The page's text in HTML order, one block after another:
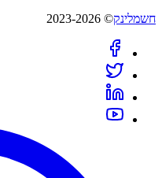
חשמלינק© 2023-2026